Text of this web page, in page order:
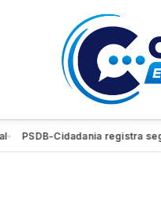
Cidadania registra